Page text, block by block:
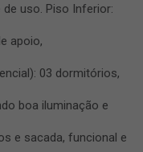
uso. Piso Inferior:
apoio,
03 dormitórios,
boa iluminação e
e sacada, funcional e